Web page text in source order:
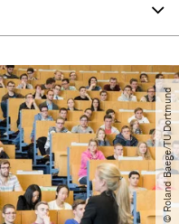
© Roland Baege​/​TU Dortmund